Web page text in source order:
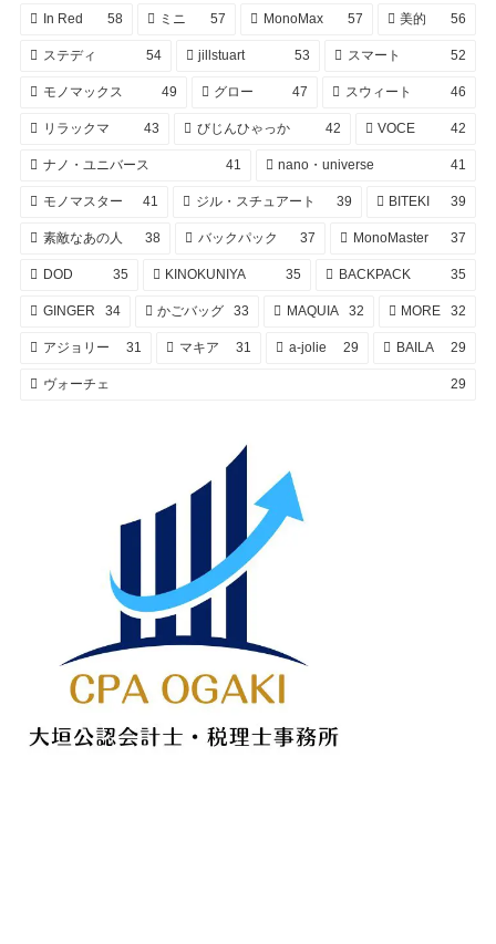
In Red 58 ミニ 57 MonoMax 57 美的 56
ステディ 54 jillstuart 53 スマート 52
モノマックス 49 グロー 47 スウィート 46
リラックマ 43 びじんひゃっか 42 VOCE 42
ナノ・ユニバース 41 nano・universe 41
モノマスター 41 ジル・スチュアート 39 BITEKI 39
素敵なあの人 38 バックパック 37 MonoMaster 37
DOD 35 KINOKUNIYA 35 BACKPACK 35
GINGER 34 かごバッグ 33 MAQUIA 32 MORE 32
アジョリー 31 マキア 31 a-jolie 29 BAILA 29
ヴォーチェ 29